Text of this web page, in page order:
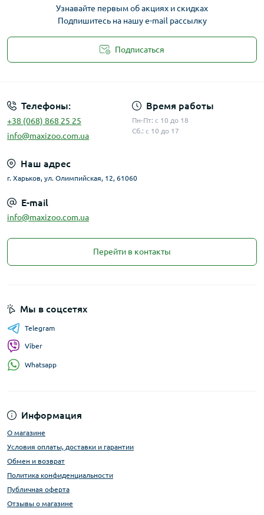
Узнавайте первым об акциях и скидках
Подпишитесь на нашу e-mail рассылку
Подписаться
Телефоны:
+38 (068) 868 25 25
info@maxizoo.com.ua
Время работы
Пн-Пт: с 10 до 18
Сб.: с 10 до 17
Наш адрес
г. Харьков, ул. Олимпийская, 12, 61060
E-mail
info@maxizoo.com.ua
Перейти в контакты
Информация
О магазине
Условия оплаты, доставки и гарантии
Обмен и возврат
Политика конфиденциальности
Публичная оферта
Отзывы о магазине
Мы в соцсетях
Telegram
Viber
Whatsapp